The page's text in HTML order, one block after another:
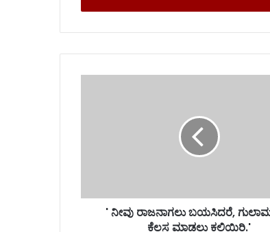
' ನೀವು ರಾಜನಾಗಲು ಬಯಸಿದರೆ,
ಕೆಲಸ ಮಾಡಲು ಕಲಿಯಿರಿ.'